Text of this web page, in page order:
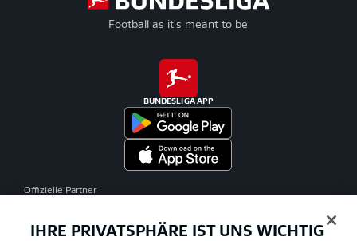
Football as it's meant to be
BUNDESLIGA APP
Offizielle Partner
IHRE PRIVATSPHÄRE IST UNS WICHTIG